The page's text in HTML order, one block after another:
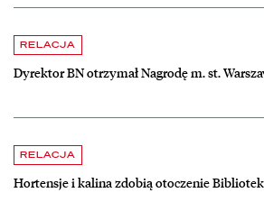
RELACJA
Dyrektor BN otrzymał Nagrodę m. st.
czytaj więcej o Dyrektor BN otrzymał
RELACJA
Hortensje i kalina zdobią otoczenie
czytaj więcej o Hortensje i kalina zdobią